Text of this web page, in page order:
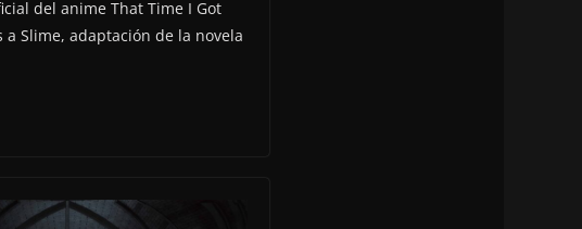
del anime That Time I Got
a Slime, adaptación de la novela